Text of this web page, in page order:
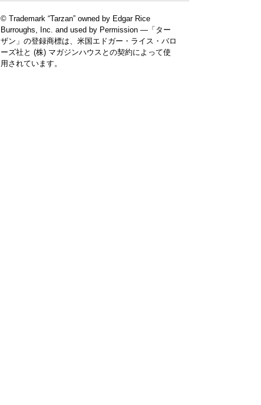
© Trademark “Tarzan” owned by Edgar Rice
Burroughs, Inc. and used by Permission —「ター
ザン」の登録商標は、米国エドガー・ライス・バロ
ーズ社と (株) マガジンハウスとの契約によって使
用されています。